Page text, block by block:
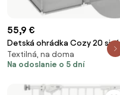
55,9 €
Detská ohrádka Cozy 20 sivá
Textilná, na doma
Na odoslanie o 5 dní